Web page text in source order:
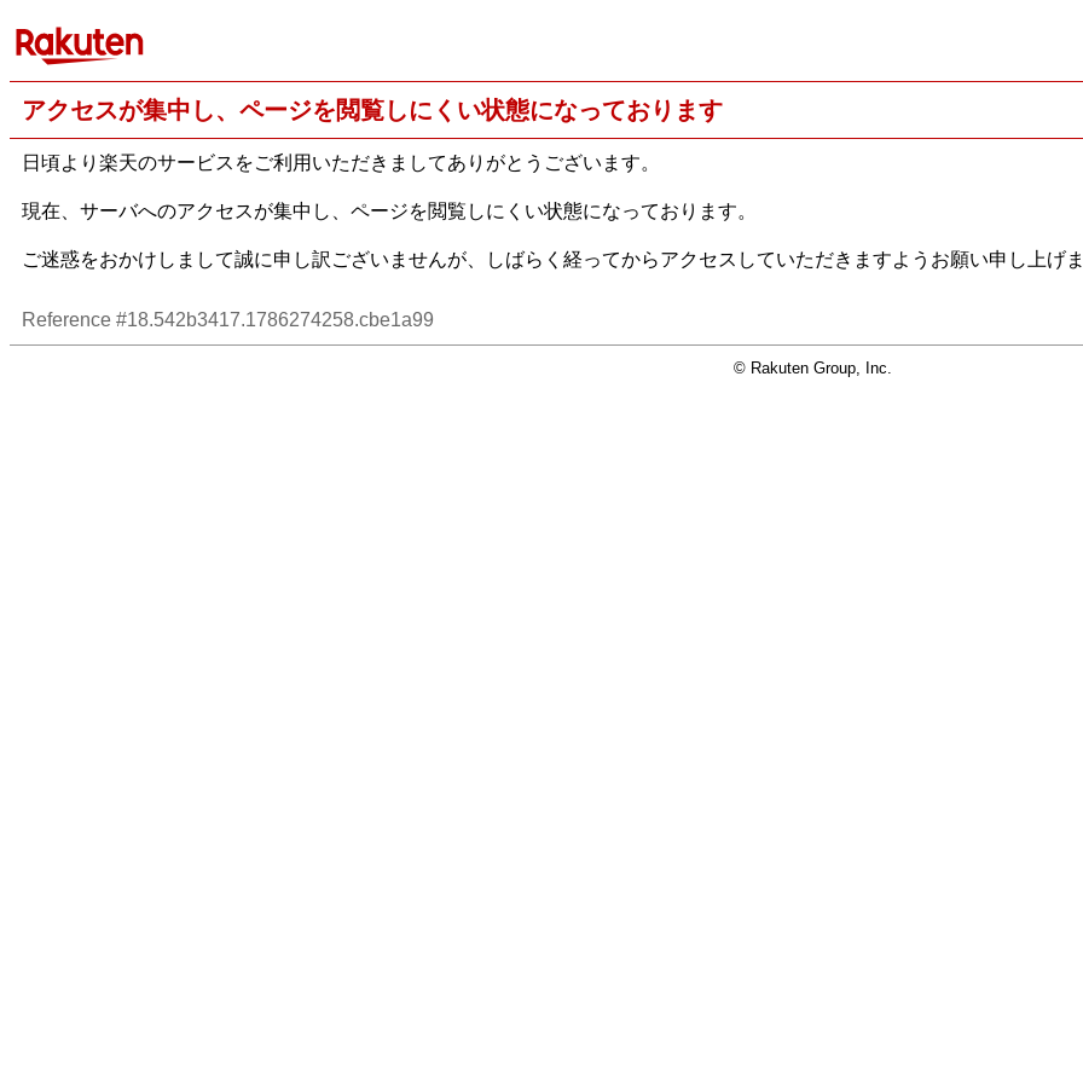
アクセスが集中し、ページを閲覧しにくい状態になっております
日頃より楽天のサービスをご利用いただきましてありがとうございます。
現在、サーバへのアクセスが集中し、ページを閲覧しにくい状態になっております。
ご迷惑をおかけしまして誠に申し訳ございませんが、しばらく経ってからアクセスしていただきますようお願い申し上げ
Reference #18.542b3417.1786274258.cbe1a99
© Rakuten Group, Inc.